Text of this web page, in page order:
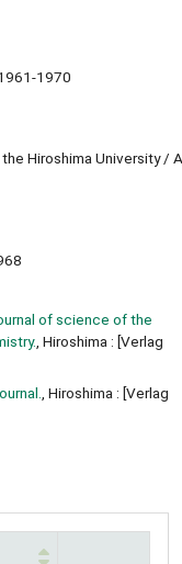
1970
Hiroshima University / A
of science of the
, Hiroshima : [Verlag
, Hiroshima : [Verlag